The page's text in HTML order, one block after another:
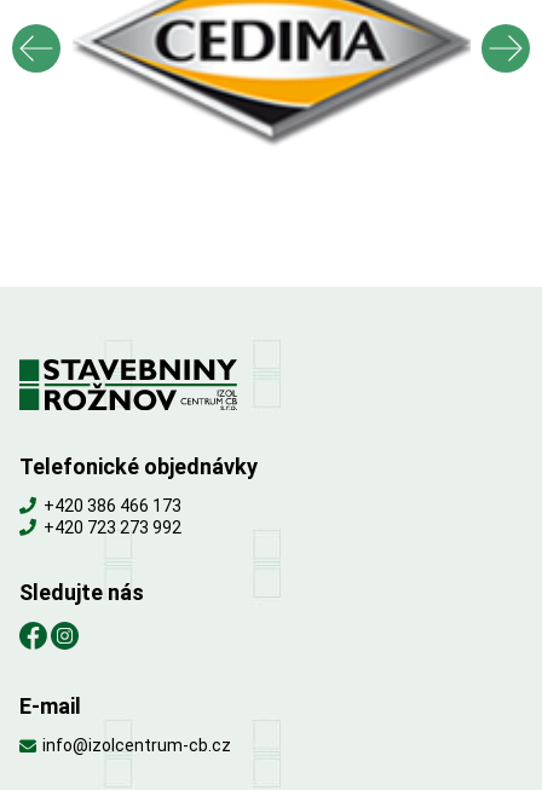
Telefonické objednávky
+420 386 466 173
+420 723 273 992
Sledujte nás
E-mail
info@izolcentrum-cb.cz